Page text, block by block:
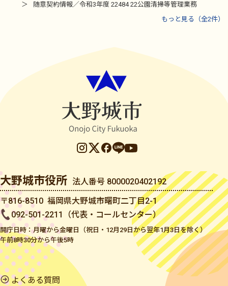
随意契約情報／令和3年度 22484 22公園清掃等管理業務
もっと見る（全2件）
大野城市役所 法人番号 8000020402192
〒816-8510 福岡県大野城市曙町二丁目2-1
092-501-2211（代表・コールセンター）
開庁日時：月曜から金曜日（祝日・12月29日から翌年1月3日を除く）
午前8時30分から午後5時
よくある質問